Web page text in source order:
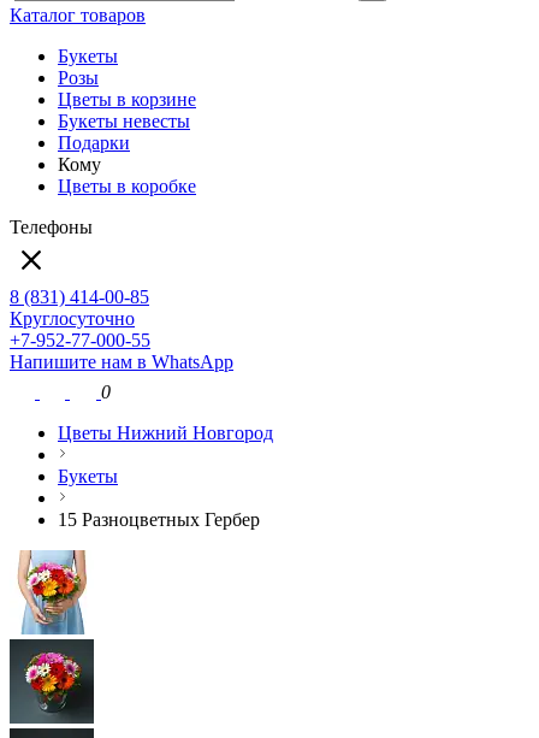
Каталог товаров
Букеты
Розы
Цветы в корзине
Букеты невесты
Подарки
Кому
Цветы в коробке
Телефоны
8 (831) 414-00-85
Круглосуточно
+7-952-77-000-55
Напишите нам в WhatsApp
0
Цветы Нижний Новгород
Букеты
15 Разноцветных Гербер